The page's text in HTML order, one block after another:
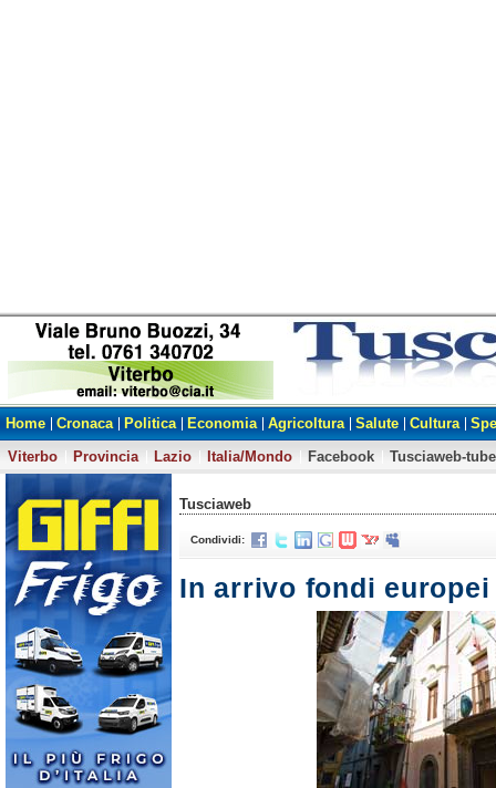
Home Cronaca Politica Economia Agricoltura Salute Cultura
Viterbo
Provincia Lazio Italia/Mondo Facebook Tusciaweb-tube
Tusciaweb
Condividi:
In arrivo fondi